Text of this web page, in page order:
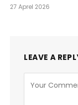
27 Aprel 2026
LEAVE A